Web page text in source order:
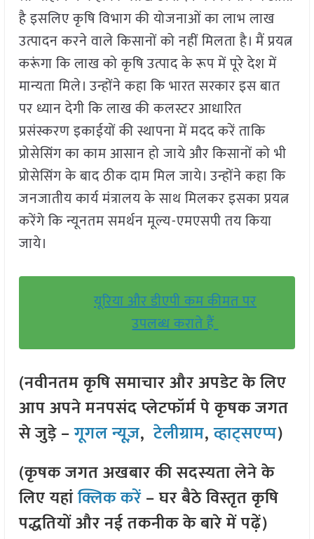
है इसलिए कृषि विभाग की योजनाओं का लाभ लाख
उत्पादन करने वाले किसानों को नहीं मिलता है। मैं प्रयत्न
करूंगा कि लाख को कृषि उत्पाद के रूप में पूरे देश में
मान्यता मिले। उन्होंने कहा कि भारत सरकार इस बात
पर ध्यान देगी कि लाख की कलस्टर आधारित
प्रसंस्करण इकाईयों की स्थापना में मदद करें ताकि
प्रोसेसिंग का काम आसान हो जाये और किसानों को भी
प्रोसेसिंग के बाद ठीक दाम मिल जाये। उन्होंने कहा कि
जनजातीय कार्य मंत्रालय के साथ मिलकर इसका प्रयत्न
करेंगे कि न्यूनतम समर्थन मूल्य-एमएसपी तय किया
जाये।
यूरिया और डीएपी कम कीमत पर
उपलब्ध कराते हैं
(नवीनतम कृषि समाचार और अपडेट के लिए
आप अपने मनपसंद प्लेटफॉर्म पे कृषक जगत
से जुड़े –गूगल न्यूज़,टेलीग्राम,व्हाट्सएप्प)
(कृषक जगत अखबार की सदस्यता लेने के
लिए यहांक्लिक करें– घर बैठे विस्तृत कृषि
पद्धतियों और नई तकनीक के बारे में पढ़ें)